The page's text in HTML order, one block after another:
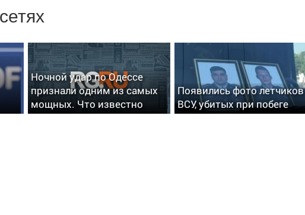
Ночной удар по Одессе
признали одним из самых
мощных. Что известно
Появились фото летчиков
ВСУ, убитых при побеге